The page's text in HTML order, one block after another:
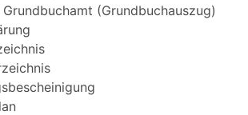
(Grundbuchauszug)